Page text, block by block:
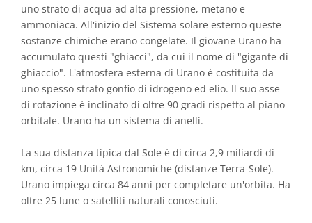
uno strato di acqua ad alta pressione, metano e
ammoniaca. All'inizio del Sistema solare esterno queste
sostanze chimiche erano congelate. Il giovane Urano ha
accumulato questi "ghiacci", da cui il nome di "gigante di
ghiaccio". L'atmosfera esterna di Urano è costituita da
uno spesso strato gonfio di idrogeno ed elio. Il suo asse
di rotazione è inclinato di oltre 90 gradi rispetto al piano
orbitale. Urano ha un sistema di anelli.
La sua distanza tipica dal Sole è di circa 2,9 miliardi di
km, circa 19 Unità Astronomiche (distanze Terra-Sole).
Urano impiega circa 84 anni per completare un'orbita. Ha
oltre 25 lune o satelliti naturali conosciuti.